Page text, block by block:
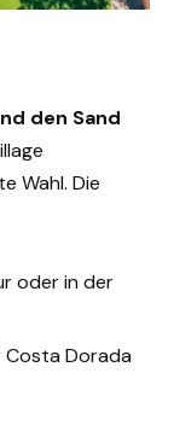
den Sand
Wahl. Die
oder in der
Costa Dorada